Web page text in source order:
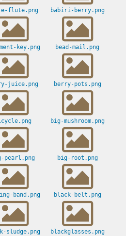
flute.png babiri-berry.png
key.png bead-mail.png
juice.png berry-pots.png
big-mushroom.png
pearl.png big-root.png
band.png black-belt.png
sludge.png blackglasses.png